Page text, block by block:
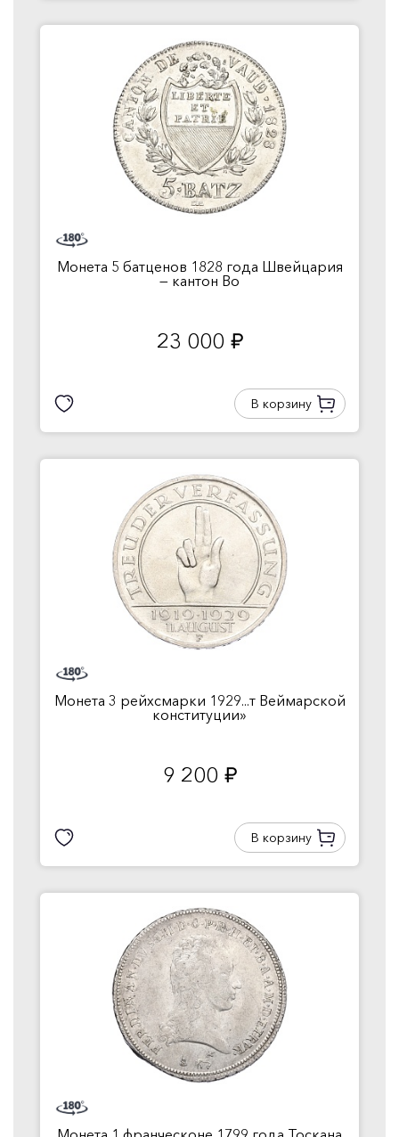
Монета 5 батценов 1828 года Швейцария
— кантон Во
23 000 руб.
В корзину
Монета 3 рейхсмарки 1929...т Веймарской
конституции»
9 200 руб.
В корзину